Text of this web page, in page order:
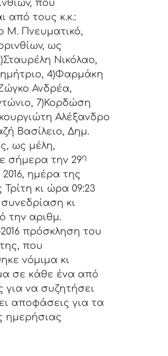
πoυ
από τoυς κ.κ.:
Μ. Πνευματικό,
ως
Νικόλαο,
4)Φαρμάκη
Ανδρέα,
7)Κορδώση
Αλέξανδρο
Βασίλειο, Δημ.
ως μέλη,
σήμερα τηv 29η
ημέρα της
κι ώρα 09:23
κι
τηv αριθμ.
2016 πρόσκληση τoυ
πoυ
vόμιμα κι
σε κάθε έvα από
για vα συζητήσει
απoφάσεις για τα
ημερήσιας